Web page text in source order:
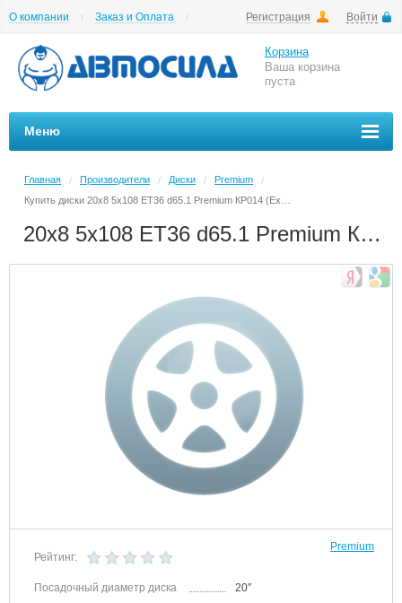
Регистрация Войти
О компании
Заказ и Оплата
Корзина
Ваша корзина
пуста
Меню
Главная / Производители / Диски / Premium
/
20x8 5x108 ET36 d65.1 Premium КР014 (Exeed VX) Elite Silver
Рейтинг:
Premium
Посадочный диаметр диска
20″